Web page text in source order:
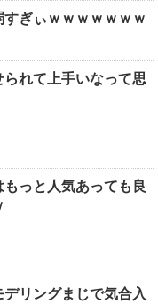
すぎぃｗｗｗｗｗｗｗ
られて上手いなって思
もっと人気あっても良
デリングまじで気合入